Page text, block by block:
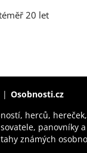
20 let
Osobnosti.cz
herců,
panovníky
známých